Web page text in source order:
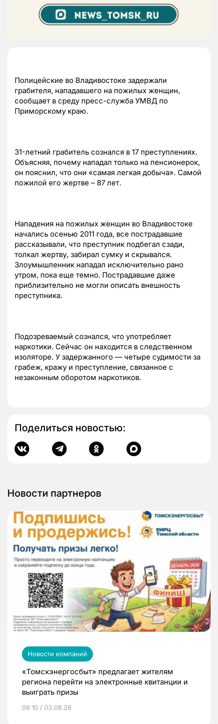
Полицейские во Владивостоке задержали
грабителя, нападавшего на пожилых женщин,
сообщает в среду пресс-служба УМВД по
Приморскому краю.
31-летний грабитель сознался в 17 преступлениях.
Объясняя, почему нападал только на пенсионерок,
он пояснил, что они «самая легкая добыча». Самой
пожилой его жертве – 87 лет.
Нападения на пожилых женщин во Владивостоке
начались осенью 2011 года, все пострадавшие
рассказывали, что преступник подбегал сзади,
толкал жертву, забирал сумку и скрывался.
Злоумышленник нападал исключительно рано
утром, пока еще темно. Пострадавшие даже
приблизительно не могли описать внешность
преступника.
Подозреваемый сознался, что употребляет
наркотики. Сейчас он находится в следственном
изоляторе. У задержанного — четыре судимости за
грабеж, кражу и преступление, связанное с
незаконным оборотом наркотиков.
Поделиться новостью:
Новости партнеров
Новости компаний
«Томскэнергосбыт» предлагает жителям
региона перейти на электронные квитанции и
выиграть призы
09:10 / 03.08.26